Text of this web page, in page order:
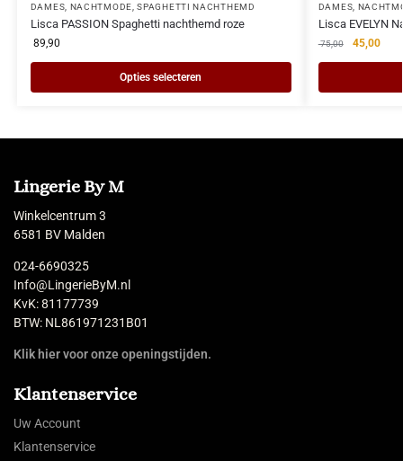
DAMES NACHTMODE ,SPAGHETTI NACHTHEMD
Lisca PASSION Spaghetti nachthemd roze
89,90
Opties selecteren
DAMES
Lisca EVELYN
75,00 45,00
Lingerie By M
Winkelcentrum 3
6581 BV Malden
024-6690325
Info@LingerieByM.nl
KvK: 81177739
BTW: NL861971231B01
Klik hier voor onze openingstijden.
Klantenservice
Uw Account
Klantenservice